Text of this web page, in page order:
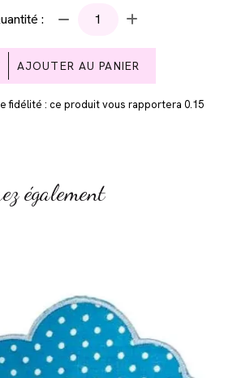
:
AJOUTER AU PANIER
fidélité : ce produit vous rapportera 0.15
également